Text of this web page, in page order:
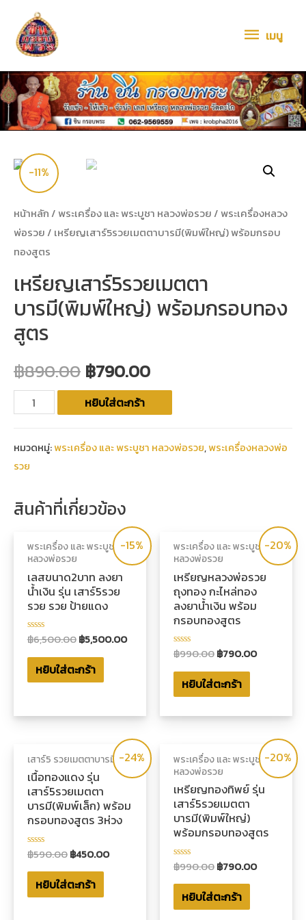
เมนู
-11%
หน้าหลัก /พระเครื่อง และ พระบูชา หลวงพ่อรวย /พระเครื่องหลวง
พ่อรวย / เหรียญเสาร์5รวยเมตตาบารมี(พิมพ์ใหญ่) พร้อมกรอบ
ทองสูตร
เหรียญเสาร์5รวยเมตตา
บารมี(พิมพ์ใหญ่) พร้อมกรอบทอง
สูตร
฿890.00 ฿790.00
หยิบใส่ตะกร้า
หมวดหมู่:พระเครื่อง และ พระบูชา หลวงพ่อรวย,พระเครื่องหลวงพ่อ
รวย
สินค้าที่เกี่ยวข้อง
-15%
พระเครื่อง และ พระบูชา
หลวงพ่อรวย
เลสขนาด2บาท ลงยา
น้ำเงิน รุ่น เสาร์5รวย
รวย รวย ป้ายแดง
ให้
คะแนน
0
ตั้งแต่
5
฿6,500.00฿5,500.00
หยิบใส่ตะกร้า
-20%
พระเครื่อง และ พระบูชา
หลวงพ่อรวย
เหรียญหลวงพ่อรวย
ถุงทอง กะไหล่ทอง
ลงยาน้ำเงิน พร้อม
กรอบทองสูตร
ให้
0
ตั้งแต่
5
฿990.00฿790.00
หยิบใส่ตะกร้า
-24%
เสาร์5 รวยเมตตาบารมี
เนื้อทองแดง รุ่น
เสาร์5รวยเมตตา
บารมี(พิมพ์เล็ก) พร้อม
กรอบทองสูตร 3ห่วง
ให้
0
ตั้งแต่
5
฿590.00฿450.00
หยิบใส่ตะกร้า
-20%
พระเครื่อง และ พระบูชา
หลวงพ่อรวย
เหรียญทองทิพย์ รุ่น
เสาร์5รวยเมตตา
บารมี(พิมพ์ใหญ่)
พร้อมกรอบทองสูตร
ให้
0
ตั้งแต่
5
฿990.00฿790.00
หยิบใส่ตะกร้า